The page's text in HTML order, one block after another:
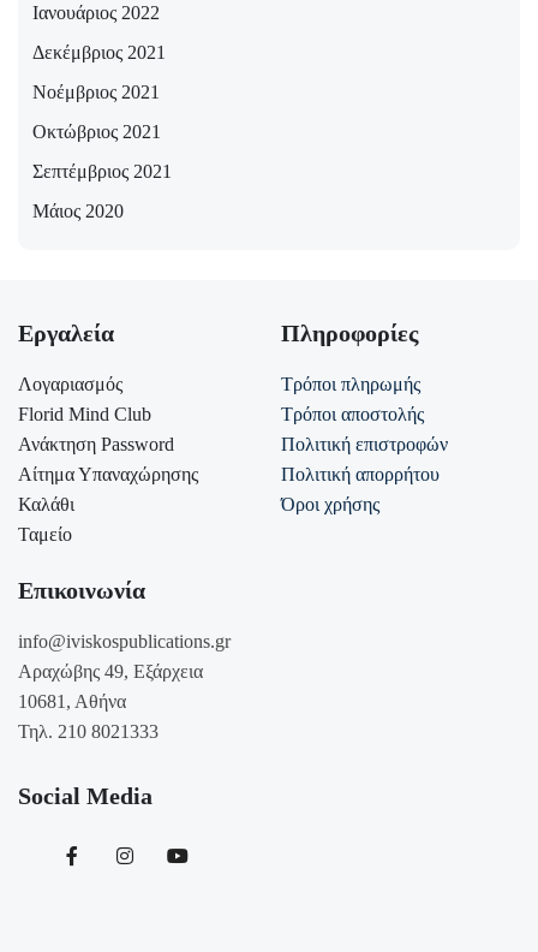
Ιανουάριος 2022
Δεκέμβριος 2021
Νοέμβριος 2021
Οκτώβριος 2021
Σεπτέμβριος 2021
Μάιος 2020
Εργαλεία
Λογαριασμός
Florid Mind Club
Ανάκτηση Password
Αίτημα Υπαναχώρησης
Καλάθι
Ταμείο
Πληροφορίες
Τρόποι πληρωμής
Τρόποι αποστολής
Πολιτική επιστροφών
Πολιτική απορρήτου
Όροι χρήσης
Επικοινωνία
info@iviskospublications.gr
Αραχώβης 49, Εξάρχεια
10681, Αθήνα
Τηλ. 210 8021333
Social Media